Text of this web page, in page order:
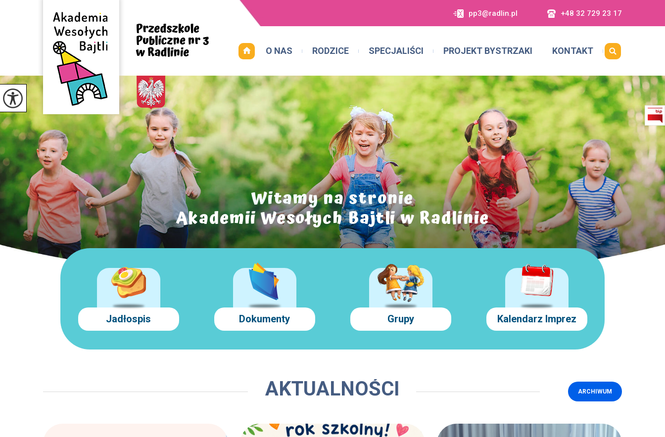
pp3@radlin.pl +48 32 729 23 17
O NAS RODZICE SPECJALIŚCI PROJEKT BYSTRZAKI KONTAKT
Witamy na stronie
Akademii Wesołych Bajtli w Radlinie
Jadłospis Dokumenty Grupy Kalendarz Imprez
AKTUALNOŚCI ARCHIWUM